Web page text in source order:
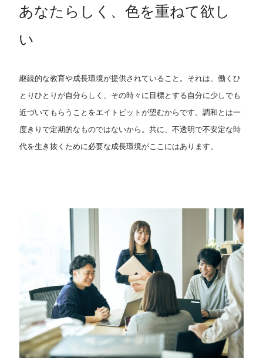
あなた ら し く 、 色を重ねて欲 し
い
継続的な教育や成長環境が提供されていること。それは、働くひ
とりひとりが自分らしく、その時々に目標とする自分に少しでも
近づいてもらうことをエイトビットが望むからです。調和とは一
度きりで定期的なものではないから。共に、不透明で不安定な時
代を生き抜くために必要な成長環境がここにはあります。
ネットワーク設計の実践
・ネットワーク図の作成
術
・ルータ、スイッチ、ファイアウォールの設定方法
・ファイアウォールの種類、ポリシーの設定
・IPS/IDSの導入、設定、ログ解析
・VPNの設定、トラフィック分析、ログ分析
・スイッチの設定、冗長化技術の設計、リンクアグリゲー
ションの設定
・JavaScript基礎
M ont h
・MVCアーキテクチャ
・セッション管理
・パラメータ取得、加工
・データベース連携
・Webサーバー基礎